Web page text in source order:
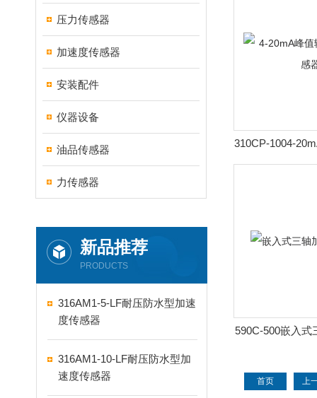
压力传感器
加速度传感器
安装配件
仪器设备
油品传感器
力传感器
新品推荐
PRODUCTS
316AM1-5-LF耐压防水型加速
度传感器
316AM1-10-LF耐压防水型加
速度传感器
310CP-1004-
度传
590C-500嵌入式
首页 上